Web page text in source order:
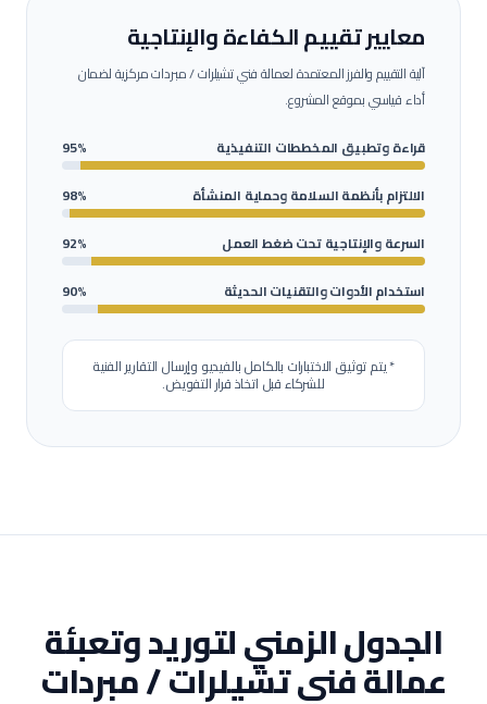
معايير تقييم الكفاءة والإنتاجية
آلية التقييم والفرز المعتمدة لعمالةفني تشيلرات / مبردات مركزيةلضمان
أداء قياسي بموقع المشروع.
قراءة وتطبيق المخططات التنفيذية
95%
الالتزام بأنظمة السلامة وحماية المنشأة
98%
السرعة والإنتاجية تحت ضغط العمل
92%
استخدام الأدوات والتقنيات الحديثة
90%
* يتم توثيق الاختبارات بالكامل بالفيديو وإرسال التقارير الفنية
للشركاء قبل اتخاذ قرار التفويض.
الجدول الزمني لتوريد وتعبئة
عمالةفني تشيلرات / مبردات